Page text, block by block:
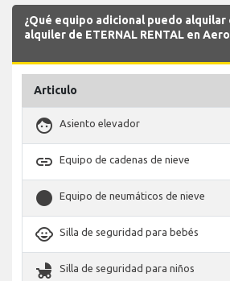
¿Qué equipo adicional puedo alquilar
alquiler de ETERNAL RENTAL en
Articulo
face Asiento elevador
link Equipo de cadenas de nieve
stop_circle Equipo de neumáticos de nieve
child_care Silla de seguridad para bebés
child_friendly Silla de seguridad para niños